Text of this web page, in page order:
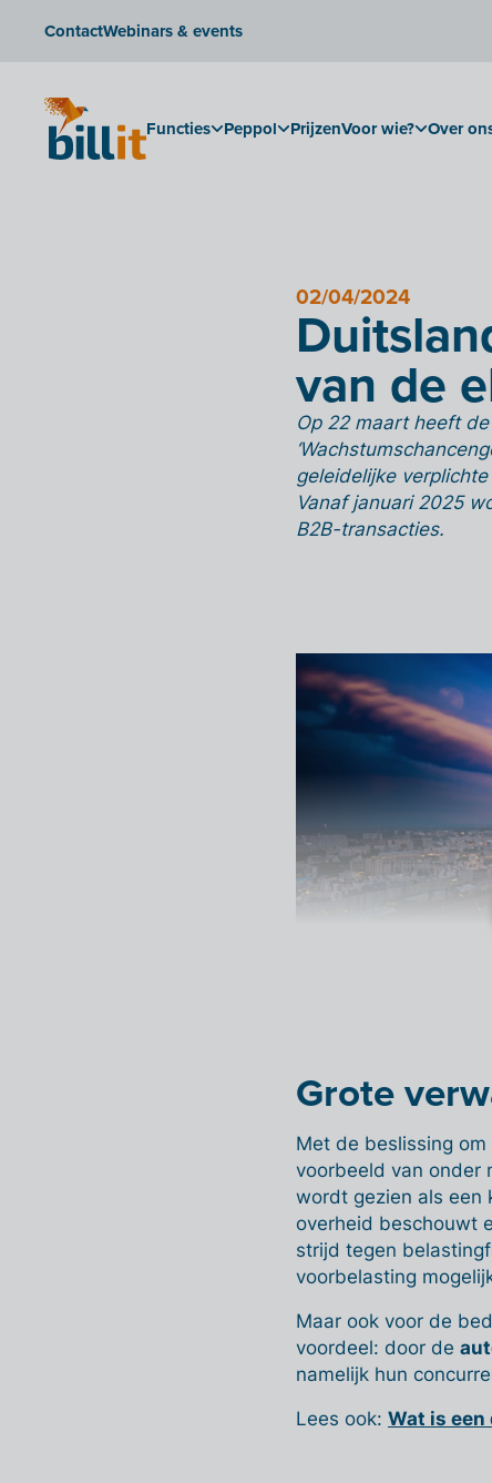
ContactWebinars & events
Functies Peppol PrijzenVoor wie? Over
02/04/2024
van de
Op 22 maart heeft
geleidelijke
Vanaf januari 2025
B2B-transacties.
Grote
Met de beslissing
voorbeeld van onder
wordt gezien als een
overheid beschouwt
strijd tegen
voorbelasting
Maar ook voor de
voordeel: door de
namelijk hun
Lees ook: Wat is